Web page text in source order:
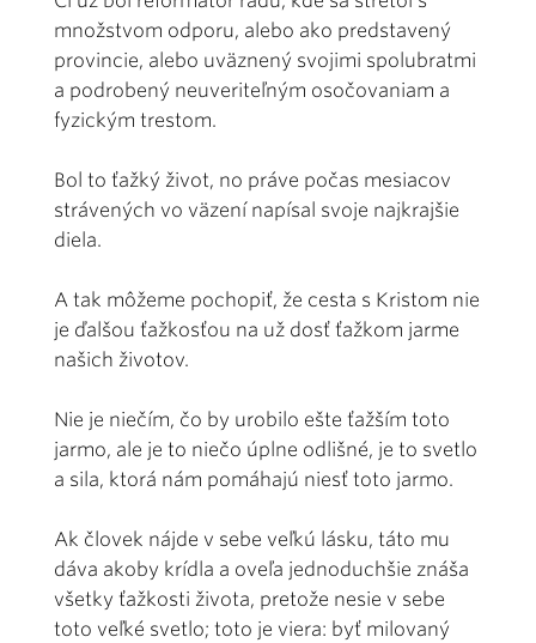
množstvom odporu, alebo ako predstavený
provincie, alebo uväznený svojimi spolubratmi
a podrobený neuveriteľným osočovaniam a
fyzickým trestom.
Bol to ťažký život, no práve počas mesiacov
strávených vo väzení napísal svoje najkrajšie
diela.
A tak môžeme pochopiť, že cesta s Kristom nie
je ďalšou ťažkosťou na už dosť ťažkom jarme
našich životov.
Nie je niečím, čo by urobilo ešte ťažším toto
jarmo, ale je to niečo úplne odlišné, je to svetlo
a sila, ktorá nám pomáhajú niesť toto jarmo.
Ak človek nájde v sebe veľkú lásku, táto mu
dáva akoby krídla a oveľa jednoduchšie znáša
všetky ťažkosti života, pretože nesie v sebe
toto veľké svetlo; toto je viera: byť milovaný